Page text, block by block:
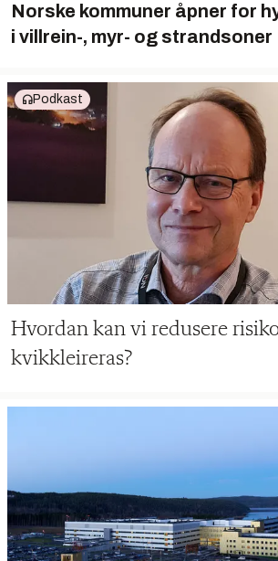
Norske kommuner åpner for
i villrein-, myr- og strandsoner
Podkast
Hvordan kan vi redusere
kvikkleireras?